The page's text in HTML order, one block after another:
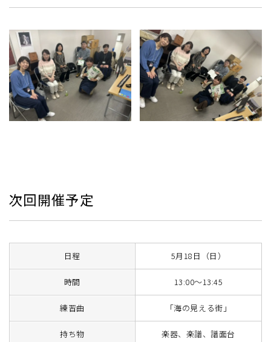
次回開催予定
日程 5月18日（日）
時間 13:00～13:45
練習曲 「海の見える街」
持ち物 楽器、楽譜、譜面台